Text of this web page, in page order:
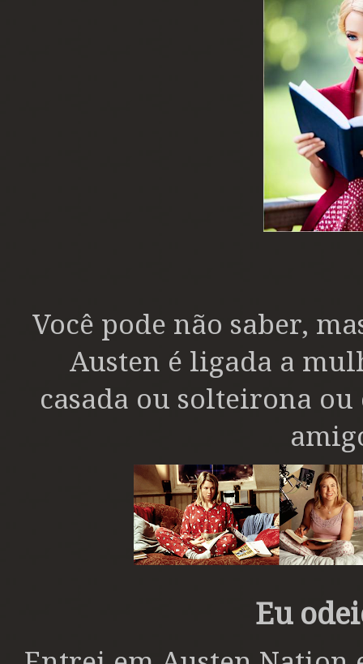
Você pode não saber,
Austen é ligada a
casada ou solteirona
Eu